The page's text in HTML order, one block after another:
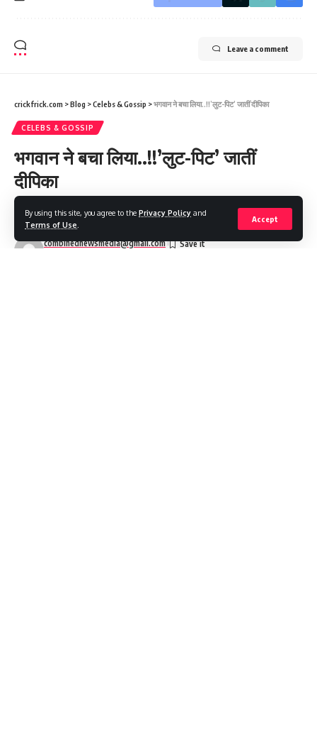
By using this site, you agree to the Privacy Policy and
Terms of Use
Accept
Leave a comment
crickfrick.com >Blog >Celebs & Gossip >भगवान ने बचा लिया..!!’लुट-पिट’ जातीं दीपिका
CELEBS & GOSSIP
भगवान ने बचा लिया..!!’लुट-पिट’ जातीं
दीपिका
combinednewsmedia@gmail.com
4 Min Read